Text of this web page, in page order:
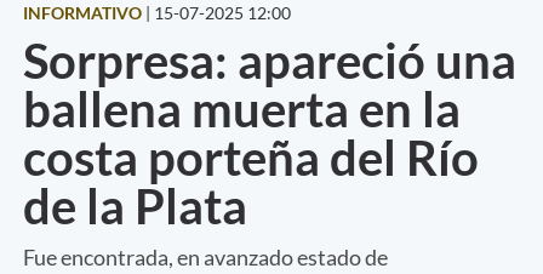
INFORMATIVO | 15-07-2025 12:00
Sorpresa: apareció una
ballena muerta en la
costa porteña del Río
de la Plata
Fue encontrada, en avanzado estado de